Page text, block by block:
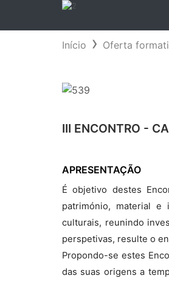
Início Oferta
III ENCONTRO -
APRESENTAÇÃO
É objetivo destes
património, material e
culturais, reunindo
perspetivas, resulte o
Propondo-se estes
das suas origens a